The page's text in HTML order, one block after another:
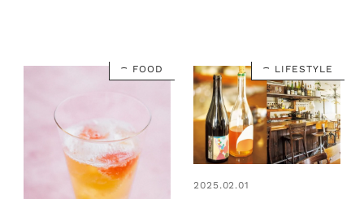
FOOD LIFESTYLE
2025.02.01